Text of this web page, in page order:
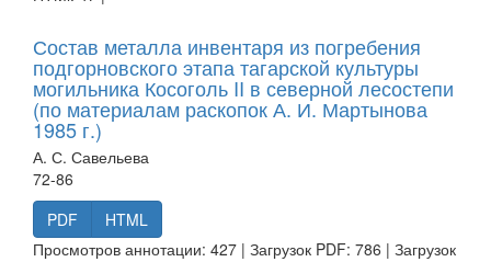
Состав металла инвентаря из погребения
подгорновского этапа тагарской культуры
могильника Косоголь II в северной лесостепи
(по материалам раскопок А. И. Мартынова
1985 г.)
А. С. Савельева
72-86
PDF
HTML
Просмотров аннотации: 427 | Загрузок PDF: 786 | Загрузок